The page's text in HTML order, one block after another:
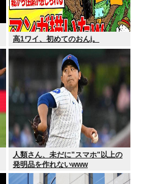
高1ワイ、初めてのおんj。
人類さん、未だに"スマホ"以上の
発明品を作れないwww